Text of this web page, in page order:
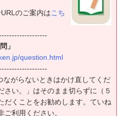
のご案内はこち
」
question.html
がらないときはかけ直してくだ
さい。」はそのまま切らずに（５
だくことをお勧めします。ていね
利用ください。